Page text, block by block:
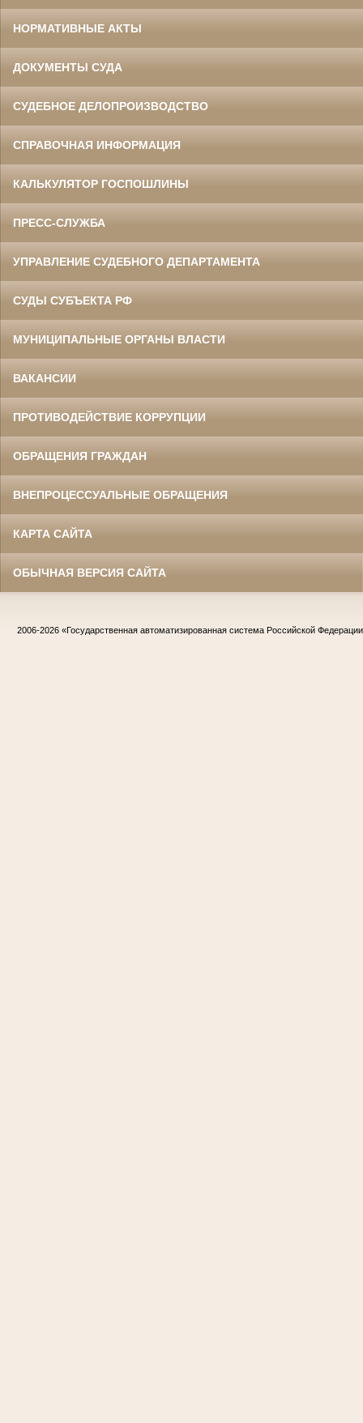
НОРМАТИВНЫЕ АКТЫ
ДОКУМЕНТЫ СУДА
СУДЕБНОЕ ДЕЛОПРОИЗВОДСТВО
СПРАВОЧНАЯ ИНФОРМАЦИЯ
КАЛЬКУЛЯТОР ГОСПОШЛИНЫ
ПРЕСС-СЛУЖБА
УПРАВЛЕНИЕ СУДЕБНОГО ДЕПАРТАМЕНТА
СУДЫ СУБЪЕКТА РФ
МУНИЦИПАЛЬНЫЕ ОРГАНЫ ВЛАСТИ
ВАКАНСИИ
ПРОТИВОДЕЙСТВИЕ КОРРУПЦИИ
ОБРАЩЕНИЯ ГРАЖДАН
ВНЕПРОЦЕССУАЛЬНЫЕ ОБРАЩЕНИЯ
КАРТА САЙТА
ОБЫЧНАЯ ВЕРСИЯ САЙТА
2006-2026 «Государственная автоматизированная система Российской